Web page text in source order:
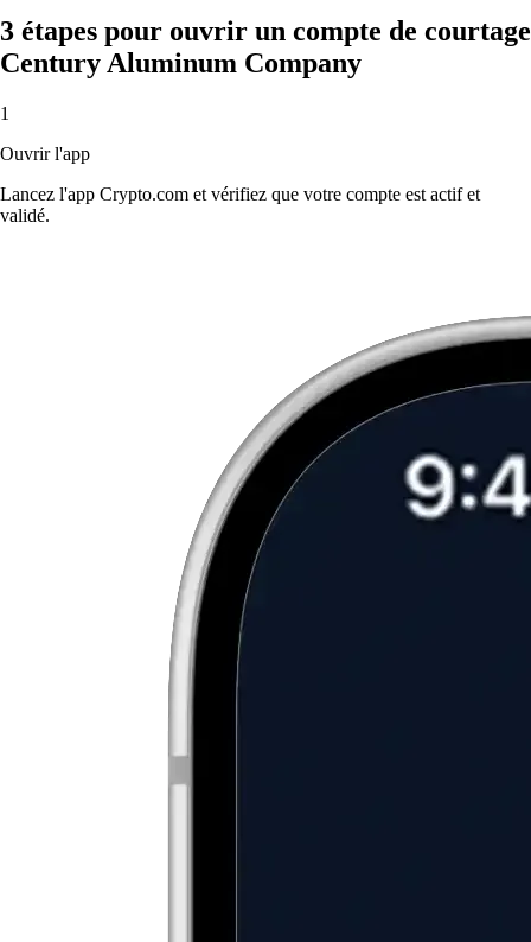
3 étapes pour ouvrir un compte de courtage
Century Aluminum Company
1
Ouvrir l'app
Lancez l'app Crypto.com et vérifiez que votre compte est actif et
validé.